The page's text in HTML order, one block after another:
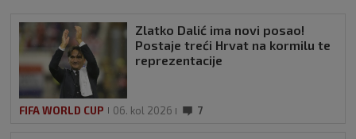
Zlatko Dalić ima novi posao!
Postaje treći Hrvat na kormilu te
reprezentacije
FIFA WORLD CUP 06. kol 2026 7